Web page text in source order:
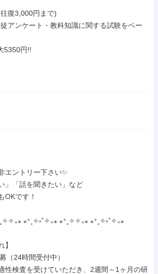
復3,000円まで)
アンケート・教科知識に関する試験をベー
5350円!!
エントリー下さい✨
」「話を聞きたい」など
OKです！
⁎⁺˳✧༚˚✧₊⁎ ⁎⁺˳✧✧₊⁎ ⁎⁺˳✧༚˚✧₊⁎
】
（24時間受付中）
性検査を受けていただき、2週間～1ヶ月の研